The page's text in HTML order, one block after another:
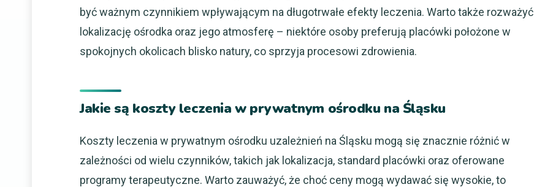
być ważnym czynnikiem wpływającym na długotrwałe efekty leczenia. Warto także rozważyć
lokalizację ośrodka oraz jego atmosferę – niektóre osoby preferują placówki położone w
spokojnych okolicach blisko natury, co sprzyja procesowi zdrowienia.
Jakie są koszty leczenia w prywatnym ośrodku na Śląsku
Koszty leczenia w prywatnym ośrodku uzależnień na Śląsku mogą się znacznie różnić w
zależności od wielu czynników, takich jak lokalizacja, standard placówki oraz oferowane
programy terapeutyczne. Warto zauważyć, że choć ceny mogą wydawać się wysokie, to